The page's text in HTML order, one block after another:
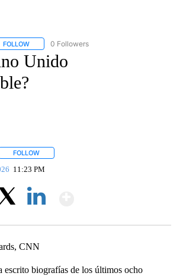
FOLLOW FOLLOW "CNN-SPANISH" TO RECEIVE
0 Followers
Unido
FOLLOW
11:23 PM
CNN
escrito biografías de los últimos ocho